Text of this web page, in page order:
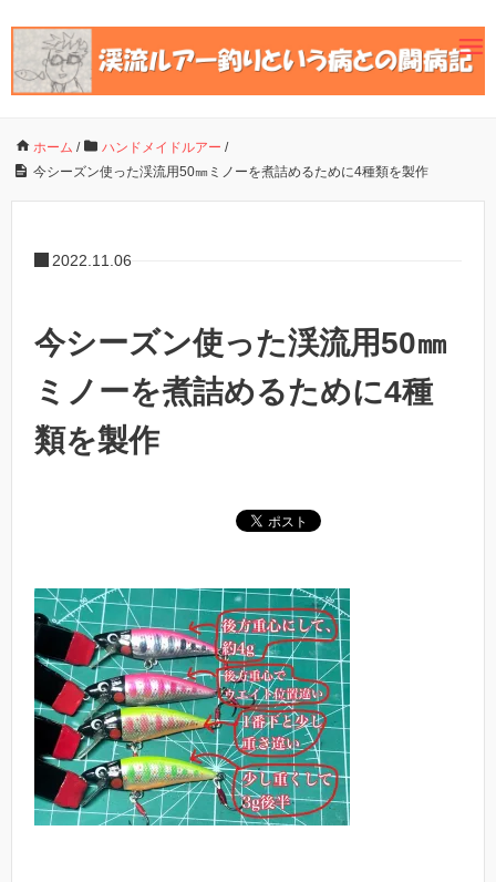
ホーム / ハンドメイドルアー /
今シーズン使った渓流用50㎜ミノーを煮詰めるために4種類を製作
2022.11.06
今シーズン使った渓流用50㎜
ミノーを煮詰めるために4種
類を製作